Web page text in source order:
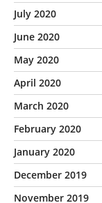
July 2020
June 2020
May 2020
April 2020
March 2020
February 2020
January 2020
December 2019
November 2019